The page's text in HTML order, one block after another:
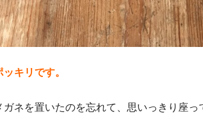
キリです。
ネを置いたのを忘れて、思いっきり座っ